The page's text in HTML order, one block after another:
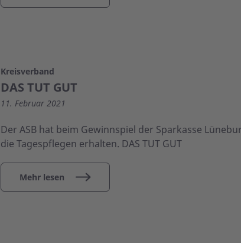
Kreisverband
DAS TUT GUT
11. Februar 2021
Der ASB hat beim Gewinnspiel der Sparkasse
die Tagespflegen erhalten. DAS TUT GUT
Mehr lesen